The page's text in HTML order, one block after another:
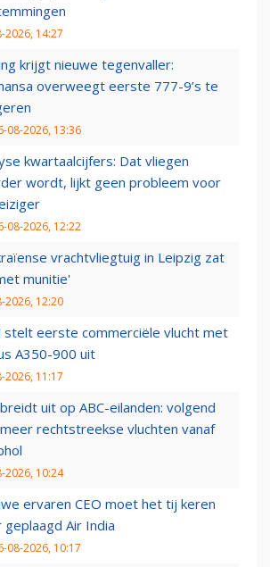
2026, 14:27
krijgt nieuwe tegenvaller:
overweegt eerste 777-9’s te
08-2026, 13:36
kwartaalcijfers: Dat vliegen
wordt, lijkt geen probleem voor
08-2026, 12:22
vrachtvliegtuig in Leipzig zat
munitie'
2026, 12:20
stelt eerste commerciële vlucht met
A350-900 uit
2026, 11:17
uit op ABC-eilanden: volgend
rechtstreekse vluchten vanaf
2026, 10:24
ervaren CEO moet het tij keren
geplaagd Air India
08-2026, 10:17